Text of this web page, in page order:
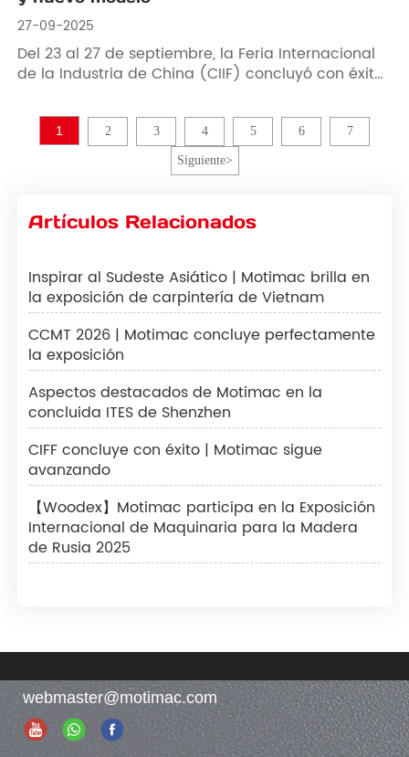
27-09-2025
Del 23 al 27 de septiembre, la Feria Internacional
de la Industria de China (CIIF) concluyó con éxito
1 2 3 4 5 6 7
Siguiente>
Artículos Relacionados
Inspirar al Sudeste Asiático | Motimac brilla en
la exposición de carpintería de Vietnam
CCMT 2026 | Motimac concluye perfectamente
la exposición
Aspectos destacados de Motimac en la
concluida ITES de Shenzhen
CIFF concluye con éxito | Motimac sigue
avanzando
【Woodex】Motimac participa en la Exposición
Internacional de Maquinaria para la Madera
de Rusia 2025
webmaster@motimac.com